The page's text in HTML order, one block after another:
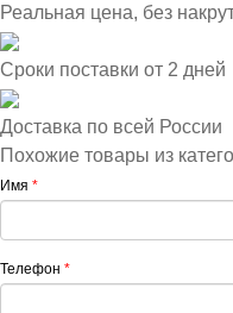
Реальная цена, без
Сроки поставки от 2 дней
Доставка по всей России
Похожие товары из
Имя *
Телефон *